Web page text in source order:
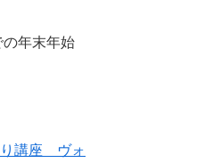
年末年始
講座 ヴォ